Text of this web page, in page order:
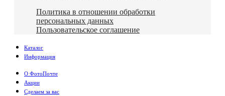
Политика в отношении обработки
персональных данных
Пользовательское соглашение
Каталог
Информация
О ФотоПочте
Акции
Сделаем за вас